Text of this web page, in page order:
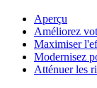
Aperçu
Améliorez
Maximiser
Modernisez
Atténuer les